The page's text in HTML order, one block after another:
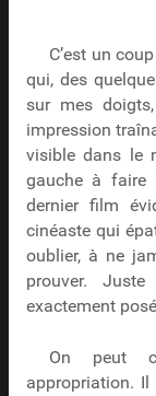
C’est un
qui, des
sur mes
impression
visible dans le
gauche à faire
dernier film
cinéaste qui
oublier, à ne
prouver.
exactement
On peut
appropriation. Il